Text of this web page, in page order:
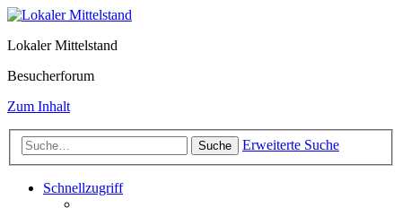
Lokaler Mittelstand
Besucherforum
Zum Inhalt
Suche Erweiterte Suche
Schnellzugriff